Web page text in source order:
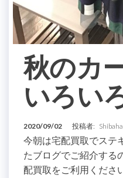
秋のカ
いろい
2020/09/02 投稿者:
今朝は宅配買取でステ
たブログでご紹介する
配買取をご利用くださ